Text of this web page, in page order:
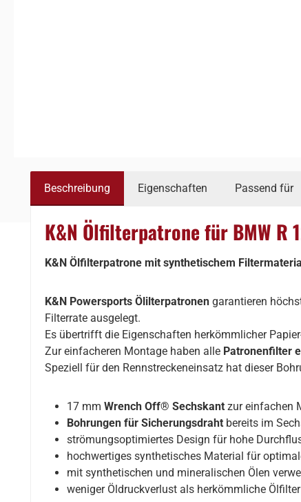
Beschreibung Eigenschaften Passend für
K&N Ölfilterpatrone für BMW R
K&N Ölfilterpatrone mit synthetischem
K&N Powersports Ölilterpatronen garantieren
Filterrate ausgelegt.
Es übertrifft die Eigenschaften herkömmlicher
Zur einfacheren Montage haben alle Patronenfilter
Speziell für den Rennstreckeneinsatz hat dieser
17 mm Wrench Off® Sechskant zur einfachen
Bohrungen für Sicherungsdraht bereits im
strömungsoptimiertes Design für hohe
hochwertiges synthetisches Material für
mit synthetischen und mineralischen Ölen
weniger Öldruckverlust als herkömmliche